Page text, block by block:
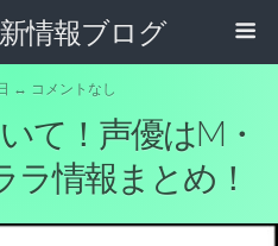
情報ブログ
↔ コメントなし
て！声優はM・
ラ情報まとめ！